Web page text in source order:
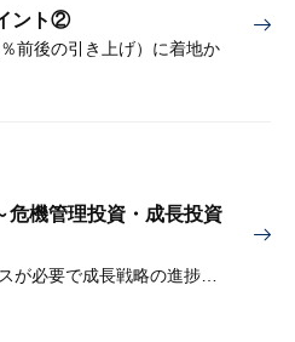
ント②
前後の引き上げ）に着地か
機管理投資・成長投資
米国を上回る生産性向上ペースが必要で成長戦略の進捗管理も課題